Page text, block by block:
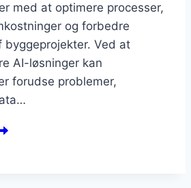
med at optimere processer,
og forbedre
byggeprojekter. Ved at
AI-løsninger kan
forudse problemer,